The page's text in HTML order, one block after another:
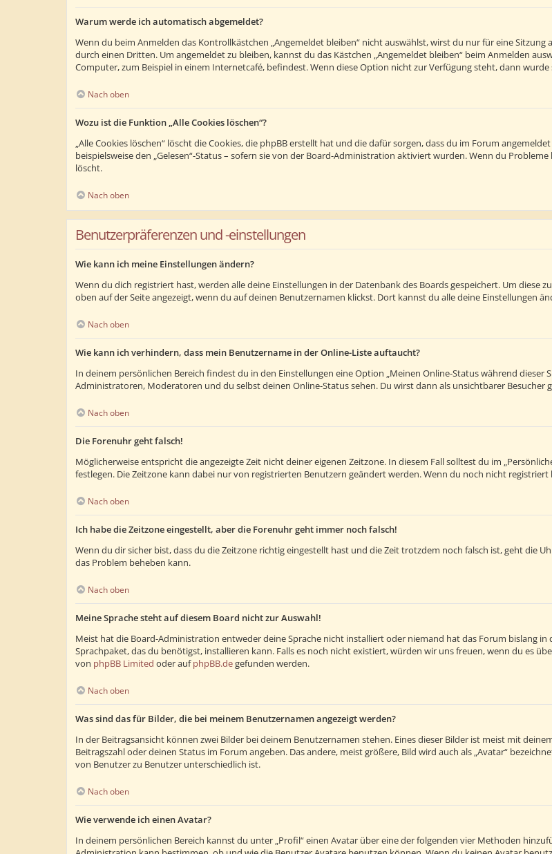
Warum werde ich automatisch abgemeldet?
Wenn du beim Anmelden das Kontrollkästchen „Angemeldet bleiben“ nicht auswählst, wirst du nur für eine
durch einen Dritten. Um angemeldet zu bleiben, kannst du das Kästchen „Angemeldet bleiben“ beim Anmelden
Computer, zum Beispiel in einem Internetcafé, befindest. Wenn diese Option nicht zur Verfügung steht, dann
Nach oben
Wozu ist die Funktion „Alle Cookies löschen“?
„Alle Cookies löschen“ löscht die Cookies, die phpBB erstellt hat und die dafür sorgen, dass du im Forum
beispielsweise den „Gelesen“-Status – sofern sie von der Board-Administration aktiviert wurden. Wenn du
löscht.
Nach oben
Benutzerpräferenzen und -einstellungen
Wie kann ich meine Einstellungen ändern?
Wenn du dich registriert hast, werden alle deine Einstellungen in der Datenbank des Boards gespeichert. Um diese
oben auf der Seite angezeigt, wenn du auf deinen Benutzernamen klickst. Dort kannst du alle deine Einstellungen
Nach oben
Wie kann ich verhindern, dass mein Benutzername in der Online-Liste auftaucht?
In deinem persönlichen Bereich findest du in den Einstellungen eine Option „Meinen Online-Status während
Administratoren, Moderatoren und du selbst deinen Online-Status sehen. Du wirst dann als unsichtbarer Besucher
Nach oben
Die Forenuhr geht falsch!
Möglicherweise entspricht die angezeigte Zeit nicht deiner eigenen Zeitzone. In diesem Fall solltest du im
festlegen. Die Zeitzone kann dabei nur von registrierten Benutzern geändert werden. Wenn du noch nicht
Nach oben
Ich habe die Zeitzone eingestellt, aber die Forenuhr geht immer noch falsch!
Wenn du dir sicher bist, dass du die Zeitzone richtig eingestellt hast und die Zeit trotzdem noch falsch ist, geht die
das Problem beheben kann.
Nach oben
Meine Sprache steht auf diesem Board nicht zur Auswahl!
Meist hat die Board-Administration entweder deine Sprache nicht installiert oder niemand hat das Forum bislang
Sprachpaket, das du benötigst, installieren kann. Falls es noch nicht existiert, würden wir uns freuen, wenn du es
von phpBB Limited oder aufphpBB.degefunden werden.
Nach oben
Was sind das für Bilder, die bei meinem Benutzernamen angezeigt werden?
In der Beitragsansicht können zwei Bilder bei deinem Benutzernamen stehen. Eines dieser Bilder ist meist mit
Beitragszahl oder deinen Status im Forum angeben. Das andere, meist größere, Bild wird auch als „Avatar“
von Benutzer zu Benutzer unterschiedlich ist.
Nach oben
Wie verwende ich einen Avatar?
In deinem persönlichen Bereich kannst du unter „Profil“ einen Avatar über eine der folgenden vier Methoden